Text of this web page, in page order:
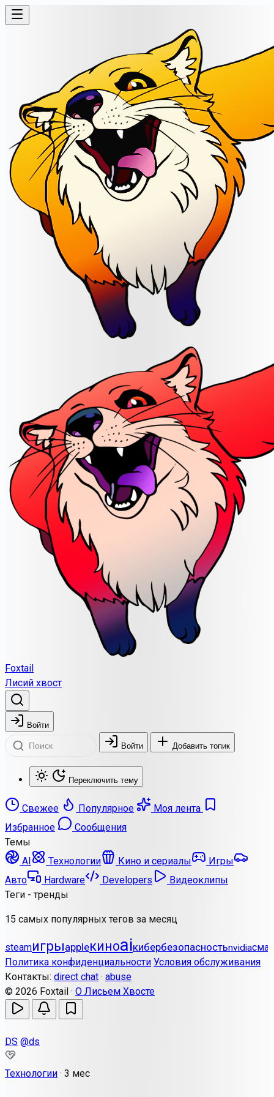
Foxtail
Лисий хвост
Войти
Войти Добавить топик
Переключить тему
Свежее Популярное
Моя лента
Избранное
Сообщения
Темы
AI
Технологии Кино и сериалы
Игры
Авто
Hardware Developers
Видеоклипы
Теги - тренды
15 самых популярных тегов за месяц
steamигрыappleкиноaiкибербезопасностьnvidia
Политика конфиденциальности Условия обслуживания
Контакты: direct chat · abuse
© 2026 Foxtail · О Лисьем Хвосте
DS @ds
Технологии · 3 мес